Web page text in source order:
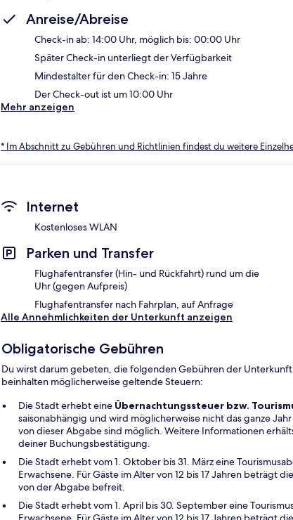
Anreise/Abreise
Check-in ab: 14:00 Uhr, möglich bis: 00:00 Uhr
Später Check-in unterliegt der Verfügbarkeit
Mindestalter für den Check-in: 15 Jahre
Der Check-out ist um 10:00 Uhr
Mehr anzeigen
* Im Abschnitt zu Gebühren und Richtlinien findest du weitere
Internet
Kostenloses WLAN
Parken und Transfer
Flughafentransfer (Hin- und Rückfahrt) rund um die
Uhr (gegen Aufpreis)
Flughafentransfer nach Fahrplan, auf Anfrage
Alle Annehmlichkeiten der Unterkunft anzeigen
Obligatorische Gebühren
Du wirst darum gebeten, die folgenden Gebühren der
beinhalten möglicherweise geltende Steuern:
Die Stadt erhebt eine Übernachtungssteuer bzw.
saisonabhängig und wird möglicherweise nicht das ganze
von dieser Abgabe sind möglich. Weitere Informationen
deiner Buchungsbestätigung.
Die Stadt erhebt vom 1. Oktober bis 31. März eine
Erwachsene. Für Gäste im Alter von 12 bis 17 Jahren beträgt
von der Abgabe befreit.
Die Stadt erhebt vom 1. April bis 30. September eine